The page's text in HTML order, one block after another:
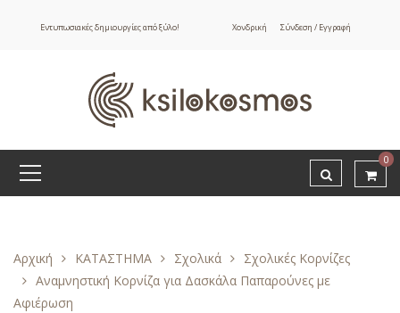
Εντυπωσιακές δημιουργίες από ξύλο! Χονδρική Σύνδεση / Εγγραφή
0
Αρχική ΚΑΤΑΣΤΗΜΑ Σχολικά
Σχολικές Κορνίζες
Αναμνηστική Κορνίζα για Δασκάλα Παπαρούνες με
Αφιέρωση